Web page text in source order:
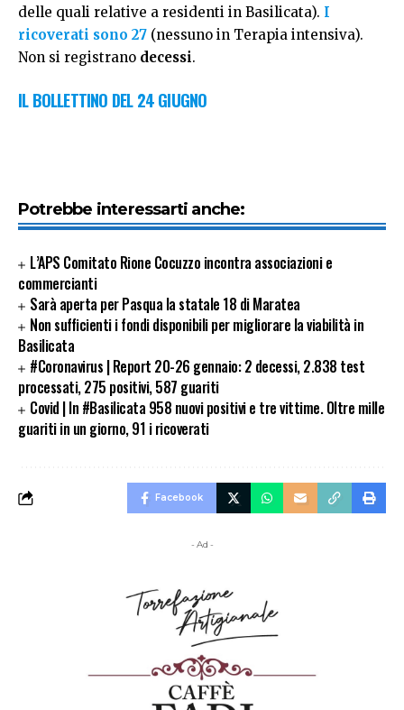
delle quali relative a residenti in Basilicata). I
ricoverati sono 27 (nessuno in Terapia intensiva).
Non si registrano decessi.
IL BOLLETTINO DEL 24 GIUGNO
Potrebbe interessarti anche:
L’APS Comitato Rione Cocuzzo incontra associazioni e
commercianti
Sarà aperta per Pasqua la statale 18 di Maratea
Non sufficienti i fondi disponibili per migliorare la viabilità in
Basilicata
#Coronavirus | Report 20-26 gennaio: 2 decessi, 2.838 test
processati, 275 positivi, 587 guariti
Covid | In #Basilicata 958 nuovi positivi e tre vittime. Oltre mille
guariti in un giorno, 91 i ricoverati
Facebook
- Ad -